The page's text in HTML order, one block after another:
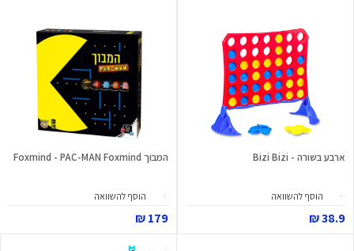
ארבע בשורה - Bizi Bizi
הוסף להשוואה
38.9 ₪
המבוך Foxmind - PAC-MAN Foxmind
הוסף להשוואה
179 ₪